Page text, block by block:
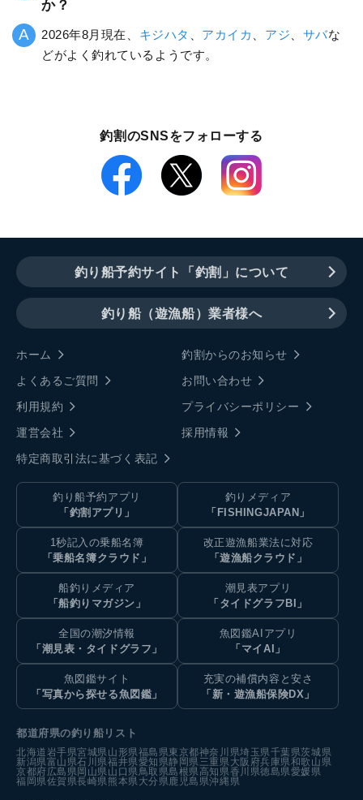
か？
2026年8月現在、 キジハタ アカイカ アジ サバな
どがよく釣れているようです。
釣割のSNSをフォローする
釣り船予約サイト「釣割」について
釣り船（遊漁船）業者様へ
ホーム
釣割からのお知らせ
よくあるご質問
お問い合わせ
利用規約
プライバシーポリシー
運営会社
採用情報
特定商取引法に基づく表記
釣り船予約アプリ
「釣割アプリ」
釣りメディア
「FISHINGJAPAN」
1秒記入の乗船名簿
「乗船名簿クラウド」
改正遊漁船業法に対応
「遊漁船クラウド」
船釣りメディア
「船釣りマガジン」
潮見表アプリ
「タイドグラフBI」
全国の潮汐情報
「潮見表・タイドグラフ」
魚図鑑AIアプリ
「マイAI」
魚図鑑サイト
「写真から探せる魚図鑑」
充実の補償内容と安さ
「新・遊漁船保険DX」
都道府県の釣り船リスト
北海道岩手県宮城県山形県福島県東京都神奈川県埼玉県千葉県茨城県
新潟県富山県石川県福井県愛知県静岡県三重県大阪府兵庫県和歌山県
京都府広島県岡山県山口県鳥取県島根県高知県香川県徳島県愛媛県
福岡県佐賀県長崎県熊本県大分県鹿児島県沖縄県